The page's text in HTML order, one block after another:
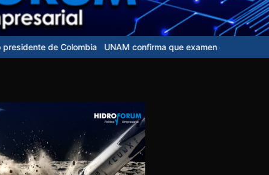
Colombia UNAM confirma que examen de control para